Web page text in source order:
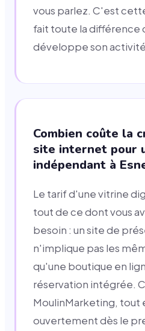
vous parlez. C'est
fait toute la différence
développe son
Combien coûte la
site internet pour
indépendant à
Le tarif d'une vitrine
tout de ce dont vous
besoin : un site de
n'implique pas les
qu'une boutique en
réservation intégrée.
MoulinMarketing, tout
ouvertement dès le